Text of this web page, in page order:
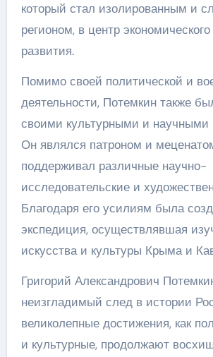
который стал изолированным и
регионом, в центр
развития.
Помимо своей политической и
деятельности, Потемкин также
своими культурными и научными
Он являлся патроном и
поддерживал различные научно-
исследовательские и
Благодаря его усилиям была
экспедиция, осуществлявшая
искусства и культуры Крыма и
Григорий Александрович
неизгладимый след в истории
великолепные достижения, как
и культурные, продолжают